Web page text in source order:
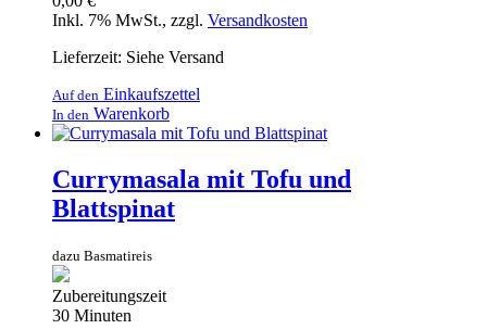
Inkl. 7% MwSt., zzgl. Versandkosten
Lieferzeit: Siehe Versand
Auf den Einkaufszettel
In den Warenkorb
Currymasala mit Tofu und
Blattspinat
dazu Basmatireis
Zubereitungszeit
30 Minuten